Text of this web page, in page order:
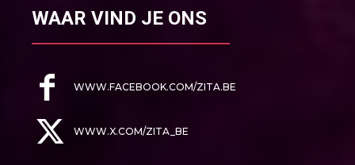
WAAR VIND JE ONS
WWW.FACEBOOK.COM/ZITA.BE
WWW.X.COM/ZITA_BE